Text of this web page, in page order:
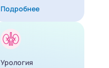
Подробнее
Урология